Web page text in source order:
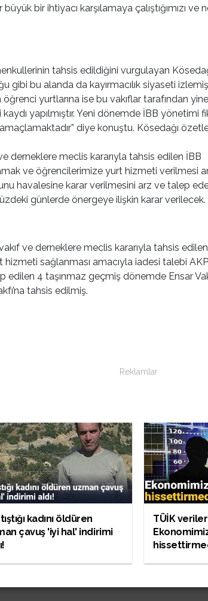
bir ihtiyacı karşılamaya çalıştığımızı ve
tahsis edildiğini vurgulayan
bu alanda da kayırmacılık siyaseti
yurtlarına ise bu vakıflar tarafından
yapılmıştır. Yeni dönemde İBB yönetimi
r” diye konuştu. Kösedağı
derneklere meclis kararıyla tahsis edilen İBB
ve öğrencilerimize yurt hizmeti verilmesi
havalesine karar verilmesini arz ve talep
günlerde önergeye ilişkin karar verilecek.
ve derneklere meclis kararıyla tahsis
sağlanması amacıyla iadesi talebi
edilen 4 taşınmaz geçmiş dönemde Ensar
’na tahsis edilmiş.
Reklamlar
kadını öldüren
çavuş 'iyi hal' indirimi
TÜİK